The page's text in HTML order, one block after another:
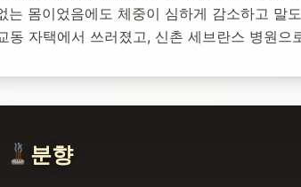
몸이었음에도 체중이 심하게 감소하고 말
자택에서 쓰러졌고, 신촌 세브란스 병원으
분향